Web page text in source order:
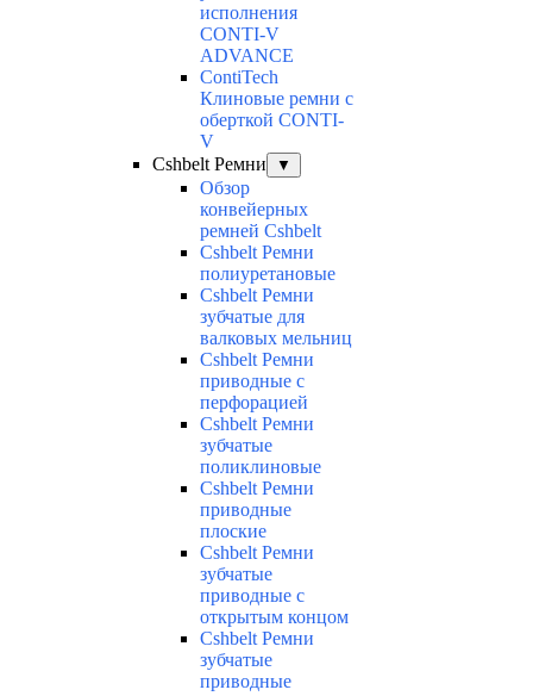
исполнения
CONTI-V
ADVANCE
ContiTech
Клиновые ремни с
оберткой CONTI-
V
Cshbelt Ремни
▼
Обзор
конвейерных
ремней Cshbelt
Cshbelt Ремни
полиуретановые
Cshbelt Ремни
зубчатые для
валковых мельниц
Cshbelt Ремни
приводные с
перфорацией
Cshbelt Ремни
зубчатые
поликлиновые
Cshbelt Ремни
приводные
плоские
Cshbelt Ремни
зубчатые
приводные с
открытым концом
Cshbelt Ремни
зубчатые
приводные